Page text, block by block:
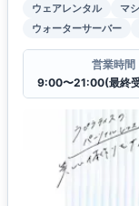
ウェアレンタル マ
ウォーターサーバー
営業時間
9:00〜21:00(最終